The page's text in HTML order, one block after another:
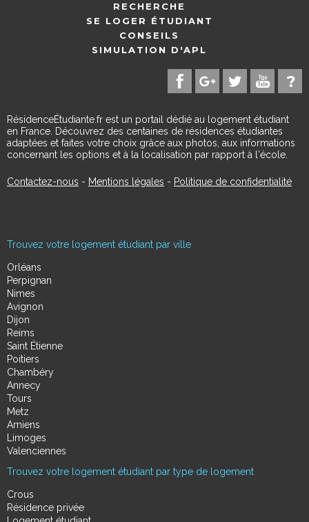
RECHERCHE
SE LOGER ÉTUDIANT
CONSEILS
SIMULATION D'APL
RésidenceÉtudiante.fr est un portail dédié au logement étudiant
en France. Découvrez des centaines de résidences étudiantes
adaptées et faites votre choix grâce aux photos, aux informations
concernant les options et à la localisation par rapport à l'école.
Contactez-nous - Mentions légales - Politique de confidentialité
Trouvez votre logement étudiant par ville
Orléans
Perpignan
Nimes
Avignon
Dijon
Reims
Saint Étienne
Poitiers
Chambéry
Annecy
Tours
Metz
Amiens
Limoges
Valenciennes
Trouvez votre logement étudiant par type de logement
Crous
Résidence privée